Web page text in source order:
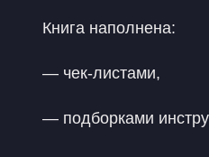
Книга наполнена:
— чек-листами,
— подборками